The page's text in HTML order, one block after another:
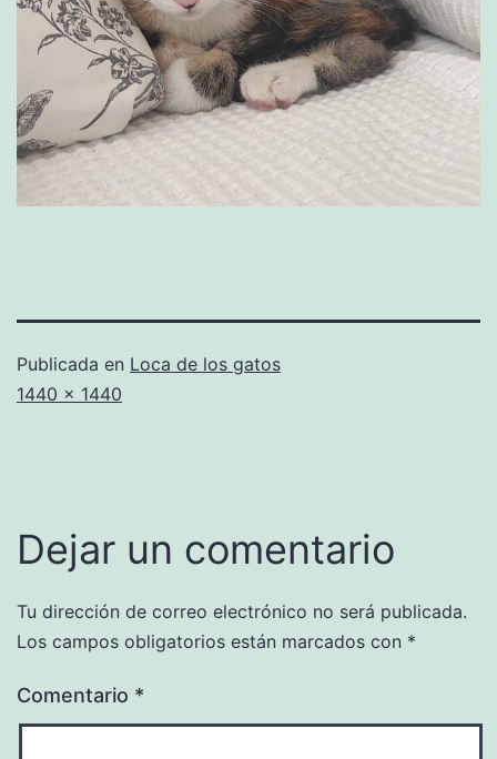
Publicada en Loca de los gatos
Tamaño
1440 × 1440
Dejar un comentario
Tu dirección de correo electrónico no será publicada.
Los campos obligatorios están marcados con *
Comentario *